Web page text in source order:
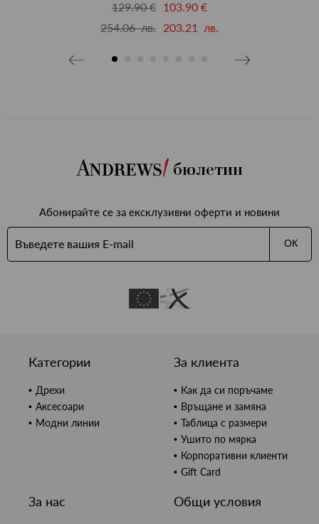
129.90 € 103.90 €
254.06 лв. 203.21 лв.
бюлетин
Абонирайте се за ексклузивни оферти и новини
ОК
Категории
Дрехи
Аксесоари
Модни линии
За клиента
Как да си поръчаме
Връщане и замяна
Таблица с размери
Ушито по мярка
Корпоративни клиенти
Gift Card
За нас Общи условия